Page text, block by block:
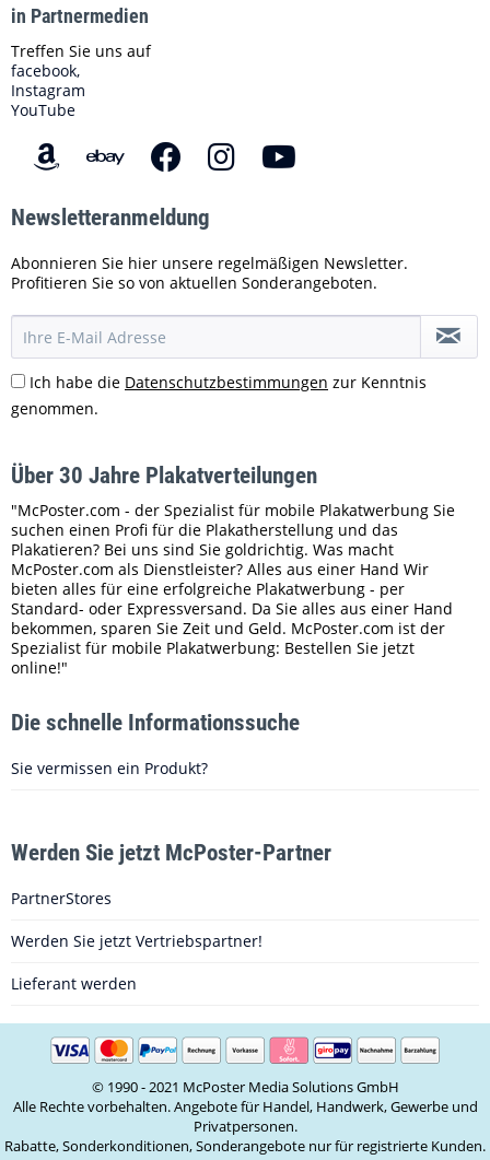
in Partnermedien
Treffen Sie uns auf
facebook,
Instagram
YouTube
Newsletteranmeldung
Abonnieren Sie hier unsere regelmäßigen Newsletter.
Profitieren Sie so von aktuellen Sonderangeboten.
Ich habe die Datenschutzbestimmungen zur Kenntnis
genommen.
Über 30 Jahre Plakatverteilungen
"McPoster.com - der Spezialist für mobile Plakatwerbung Sie
suchen einen Profi für die Plakatherstellung und das
Plakatieren? Bei uns sind Sie goldrichtig. Was macht
McPoster.com als Dienstleister? Alles aus einer Hand Wir
bieten alles für eine erfolgreiche Plakatwerbung - per
Standard- oder Expressversand. Da Sie alles aus einer Hand
bekommen, sparen Sie Zeit und Geld. McPoster.com ist der
Spezialist für mobile Plakatwerbung: Bestellen Sie jetzt
online!"
Die schnelle Informationssuche
Sie vermissen ein Produkt?
Werden Sie jetzt McPoster-Partner
PartnerStores
Werden Sie jetzt Vertriebspartner!
Lieferant werden
© 1990 - 2021 McPoster Media Solutions GmbH
Alle Rechte vorbehalten. Angebote für Handel, Handwerk, Gewerbe und
Privatpersonen.
Rabatte, Sonderkonditionen, Sonderangebote nur für registrierte Kunden.